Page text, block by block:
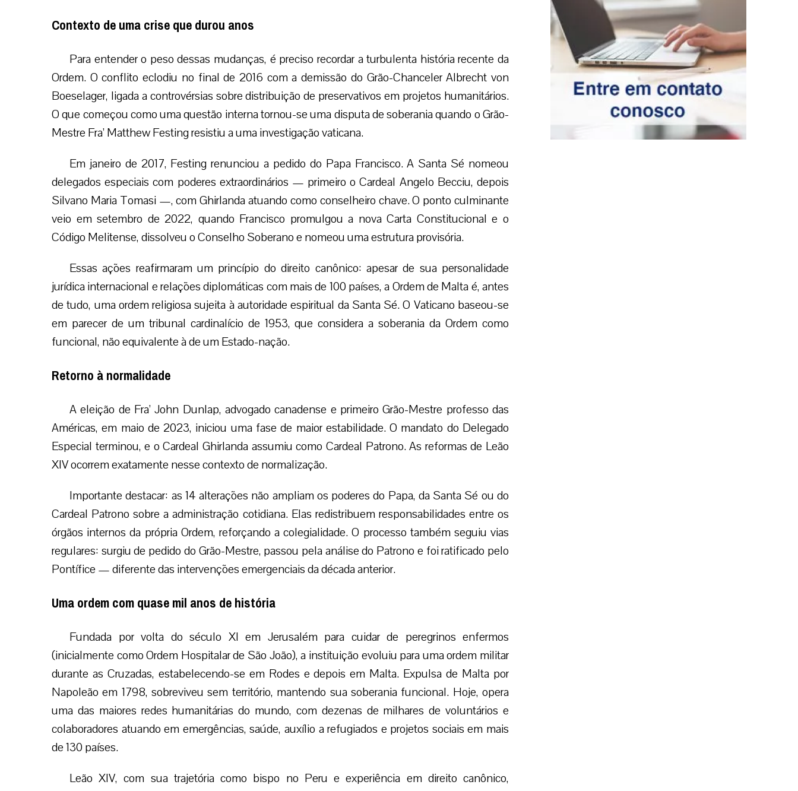
Contexto de uma crise que durou anos
Para entender o peso dessas mudanças, é preciso recordar a turbulenta história recente da
Ordem. O conflito eclodiu no final de 2016 com a demissão do Grão-Chanceler Albrecht von
Boeselager, ligada a controvérsias sobre distribuição de preservativos em projetos humanitários.
O que começou como uma questão interna tornou-se uma disputa de soberania quando o Grão-
Mestre Fra’ Matthew Festing resistiu a uma investigação vaticana.
Em janeiro de 2017, Festing renunciou a pedido do Papa Francisco. A Santa Sé nomeou
delegados especiais com poderes extraordinários — primeiro o Cardeal Angelo Becciu, depois
Silvano Maria Tomasi —, com Ghirlanda atuando como conselheiro chave. O ponto culminante
veio em setembro de 2022, quando Francisco promulgou a nova Carta Constitucional e o
Código Melitense, dissolveu o Conselho Soberano e nomeou uma estrutura provisória.
Essas ações reafirmaram um princípio do direito canônico: apesar de sua personalidade
jurídica internacional e relações diplomáticas com mais de 100 países, a Ordem de Malta é, antes
de tudo, uma ordem religiosa sujeita à autoridade espiritual da Santa Sé. O Vaticano baseou-se
em parecer de um tribunal cardinalício de 1953, que considera a soberania da Ordem como
funcional, não equivalente à de um Estado-nação.
Retorno à normalidade
A eleição de Fra’ John Dunlap, advogado canadense e primeiro Grão-Mestre professo das
Américas, em maio de 2023, iniciou uma fase de maior estabilidade. O mandato do Delegado
Especial terminou, e o Cardeal Ghirlanda assumiu como Cardeal Patrono. As reformas de Leão
XIV ocorrem exatamente nesse contexto de normalização.
Importante destacar: as 14 alterações não ampliam os poderes do Papa, da Santa Sé ou do
Cardeal Patrono sobre a administração cotidiana. Elas redistribuem responsabilidades entre os
órgãos internos da própria Ordem, reforçando a colegialidade. O processo também seguiu vias
regulares: surgiu de pedido do Grão-Mestre, passou pela análise do Patrono e foi ratificado pelo
Pontífice — diferente das intervenções emergenciais da década anterior.
Uma ordem com quase mil anos de história
Fundada por volta do século XI em Jerusalém para cuidar de peregrinos enfermos
(inicialmente como Ordem Hospitalar de São João), a instituição evoluiu para uma ordem militar
durante as Cruzadas, estabelecendo-se em Rodes e depois em Malta. Expulsa de Malta por
Napoleão em 1798, sobreviveu sem território, mantendo sua soberania funcional. Hoje, opera
uma das maiores redes humanitárias do mundo, com dezenas de milhares de voluntários e
colaboradores atuando em emergências, saúde, auxílio a refugiados e projetos sociais em mais
de 130 países.
Leão XIV, com sua trajetória como bispo no Peru e experiência em direito canônico,